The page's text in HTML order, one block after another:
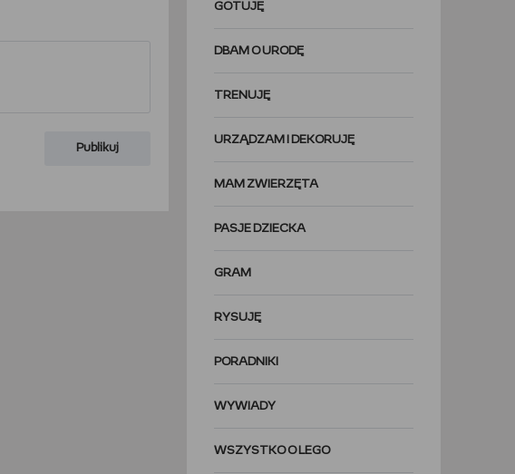
Publikuj
GOTUJĘ
DBAM O URODĘ
TRENUJĘ
URZĄDZAM I DEKORUJĘ
MAM ZWIERZĘTA
PASJE DZIECKA
GRAM
RYSUJĘ
PORADNIKI
WYWIADY
WSZYSTKO O LEGO